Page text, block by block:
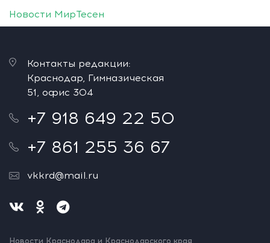
Новости МирТесен
Контакты редакции:
Краснодар, Гимназическая
51, офис 304
+7 918 649 22 50
+7 861 255 36 67
vkkrd@mail.ru
Новости Краснодара и Краснодарского края